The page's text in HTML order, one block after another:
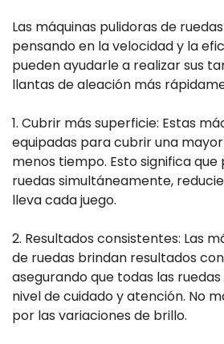
Las máquinas pulidoras de
pensando en la velocidad y la
pueden ayudarle a realizar sus
llantas de aleación más
1. Cubrir más superficie: Estas
equipadas para cubrir una
menos tiempo. Esto significa que
ruedas simultáneamente,
lleva cada juego.
2. Resultados consistentes: Las
de ruedas brindan resultados
asegurando que todas las
nivel de cuidado y atención. No
por las variaciones de brillo.